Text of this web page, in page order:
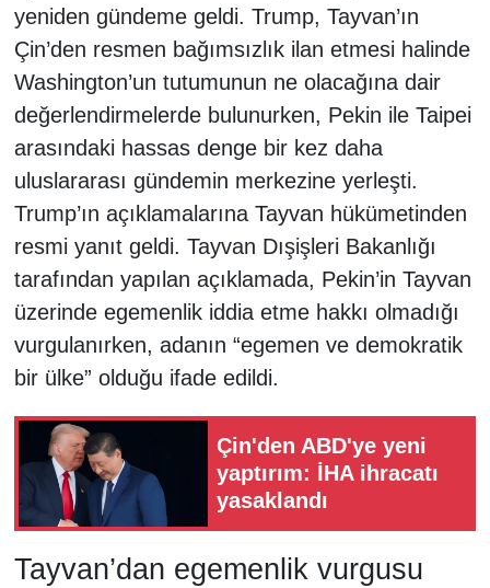
yeniden gündeme geldi. Trump, Tayvan’ın
Çin’den resmen bağımsızlık ilan etmesi halinde
Washington’un tutumunun ne olacağına dair
değerlendirmelerde bulunurken, Pekin ile Taipei
arasındaki hassas denge bir kez daha
uluslararası gündemin merkezine yerleşti.
Trump’ın açıklamalarına Tayvan hükümetinden
resmi yanıt geldi. Tayvan Dışişleri Bakanlığı
tarafından yapılan açıklamada, Pekin’in Tayvan
üzerinde egemenlik iddia etme hakkı olmadığı
vurgulanırken, adanın “egemen ve demokratik
bir ülke” olduğu ifade edildi.
Çin'den ABD'ye yeni
yaptırım: İHA ihracatı
yasaklandı
Tayvan’dan egemenlik vurgusu